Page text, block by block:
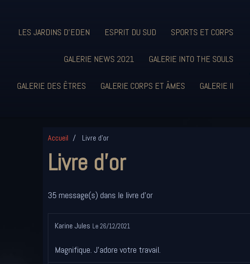
LES JARDINS D'EDEN ESPRIT DU SUD SPORTS ET CORPS
GALERIE NEWS 2021 GALERIE INTO THE SOULS
GALERIE DES ÊTRES GALERIE CORPS ET ÂMES GALERIE II
Accueil Livre d'or
Livre d'or
35 message(s) dans le livre d'or
Karine Jules Le 26/12/2021
Magnifique. J'adore votre travail.